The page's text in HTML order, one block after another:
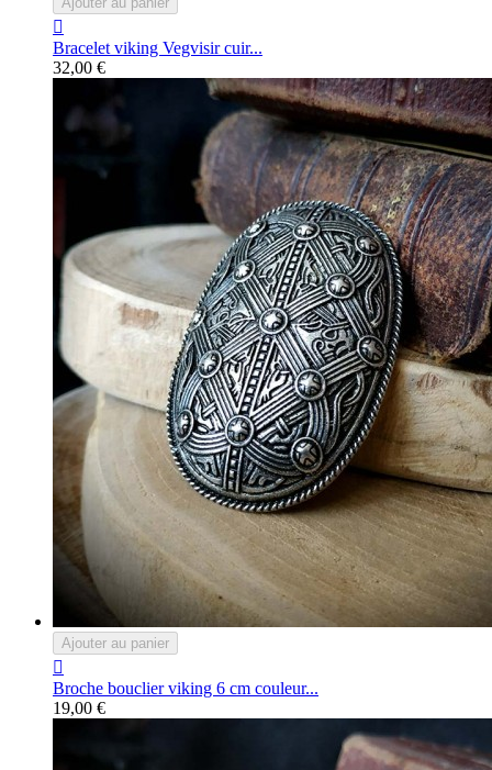

Bracelet viking Vegvisir cuir...
32,00 €
Ajouter au panier

Broche bouclier viking 6 cm couleur...
19,00 €